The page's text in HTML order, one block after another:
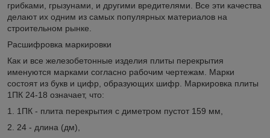
грибками, грызунами, и другими вредителями. Все эти качества
делают их одним из самых популярных материалов на
строительном рынке.
Расшифровка маркировки
Как и все железобетонные изделия плиты перекрытия
именуются марками согласно рабочим чертежам. Марки
состоят из букв и цифр, образующих шифр. Маркировка плиты
1ПК 24-18 означает, что:
1. 1ПК - плита перекрытия с диметром пустот 159 мм,
2. 24 - длина (дм),